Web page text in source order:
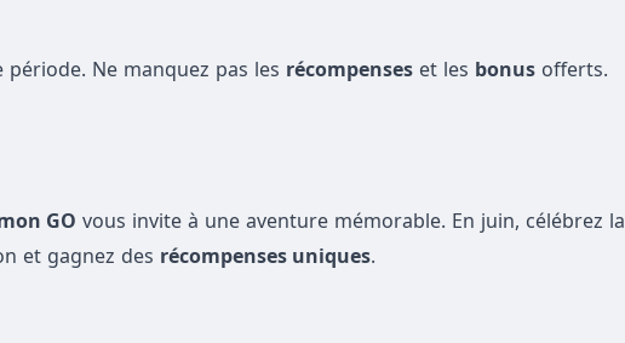
Ne manquez pas les récompenses et les bonus offerts.
GO vous invite à une aventure mémorable. En juin, célébrez la
et gagnez des récompenses uniques.